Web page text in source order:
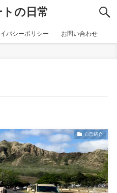
ートの日常
バシーポリシー お問い合わせ
自己紹介